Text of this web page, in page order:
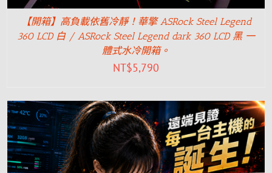
【開箱】高負載依舊冷靜！華擎 ASRock Steel Legend
360 LCD 白 / ASRock Steel Legend dark 360 LCD 黑 一
體式水冷開箱。
NT$5,790